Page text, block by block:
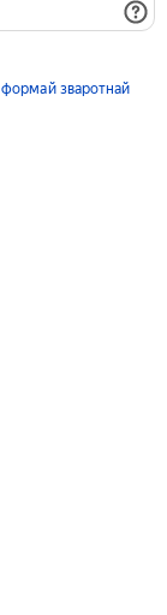
формай зваротнай